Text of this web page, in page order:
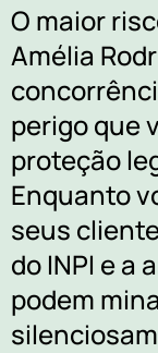
O maior
Amélia
perigo que
proteção
Enquanto
seus
do INPI e a
podem